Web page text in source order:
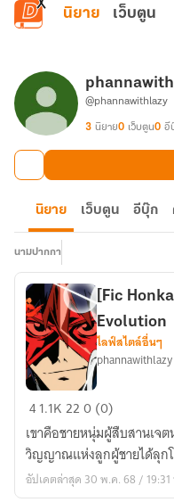
ข้ามไปยังเนื้อหาหลัก
นิยาย เว็บตูน
@phannawithlazy
3 นิยาย0 เว็บตูน0 อี
นิยาย เว็บตูน อีบุ๊ก
นามปากกา
[Fic
Honkai
Impact
3]
Spiral
[Fic
Evolution
ไลฟ์สไตล์อื่นๆ
phannawithlazy
41.1K220 (0)
เขาคือชายหนุ่มผู้สืบสานเจ
วิญญาณแห่งลูกผู้ชายได้ลุก
อัปเดตล่าสุด 30 พ.ค. 68 / 19:31